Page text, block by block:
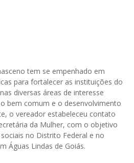
tem se empenhado em
para fortalecer as instituições do
diversas áreas de interesse
bem comum e o desenvolvimento
o vereador estabeleceu contato
da Mulher, com o objetivo
no Distrito Federal e no
Águas Lindas de Goiás.